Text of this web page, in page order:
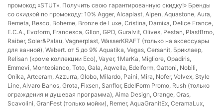
промокод «STUT». Получить свою гарантированную скидку!» Бренды
со скидкой по промокоду: 10% Agger, Alcaplast, Alpen, Aquastone, Aura,
Bemeta, Besco, Boheme, Bronze de Luxe, Cristina, Damixa, Delice France,
E.C.A., Evoform, Francesca, Gllon, GPD, Guralvit, Olives, Pestan, PlastBrno,
Raiber, Soler&Palau, Vagnerplast, WasserKRAFT (только на аксессуары
для ванной), Webert. от 5 до 9% Aquatika, Vegas, Cersanit, Бриклаер,
Relisan (кроме коллекции Eco), Vayer, 1MarKa, Migliore, Opadiris,
Emmevi, Montebianco, Toto, Gala, Aqwella, Edelform, Gattoni, Nobili,
Onika, Artceram, Azzurra, Globo, Milardo, Paini, Mira, Nofer, Velvex, Style
Line, Alvaro Banos, Grota, Fixsen, Sanflor, EdelForm Promo, Rush (только
ограждения и душевая программа), Aima Design, Orange, Oras,
Scavolini, GranFest (только мойки), Remer, AquaGranitEx, CeramaLux,